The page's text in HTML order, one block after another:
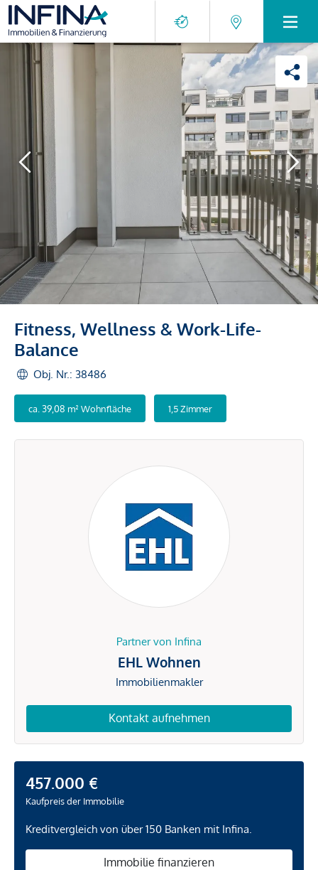
Fitness, Wellness & Work-Life-
Balance
Obj. Nr.: 38486
ca. 39,08 m² Wohnfläche 1,5 Zimmer
Partner von Infina
EHL Wohnen
Immobilienmakler
Kontakt aufnehmen
457.000 €
Kaufpreis der Immobilie
Kreditvergleich von über 150 Banken mit Infina.
Immobilie finanzieren